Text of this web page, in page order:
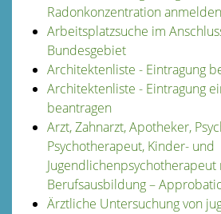
Radonkonzentration anmelden
Arbeitsplatzsuche im
Bundesgebiet
Architektenliste - Eintragung
Architektenliste - Eintragung
beantragen
Arzt, Zahnarzt, Apotheker,
Psychotherapeut, Kinder- und
Berufsausbildung –
Ärztliche Untersuchung von